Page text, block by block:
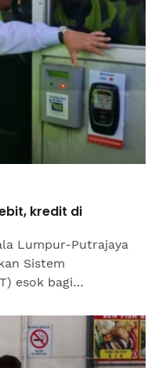
kredit di
Lumpur-Putrajaya
Sistem
esok bagi
kad...